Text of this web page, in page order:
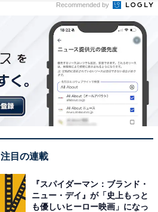
Recommended by
注目の連載
『スパイダーマン：ブランド・
ニュー・デイ』が「史上もっと
も優しいヒーロー映画」になっ